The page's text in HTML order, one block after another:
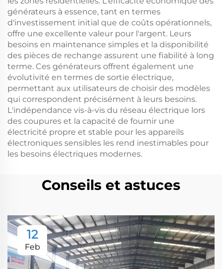
générateurs à essence, tant en termes
d'investissement initial que de coûts opérationnels,
offre une excellente valeur pour l'argent. Leurs
besoins en maintenance simples et la disponibilité
des pièces de rechange assurent une fiabilité à long
terme. Ces générateurs offrent également une
évolutivité en termes de sortie électrique,
permettant aux utilisateurs de choisir des modèles
qui correspondent précisément à leurs besoins.
L'indépendance vis-à-vis du réseau électrique lors
des coupures et la capacité de fournir une
électricité propre et stable pour les appareils
électroniques sensibles les rend inestimables pour
les besoins électriques modernes.
Conseils et astuces
12
Feb